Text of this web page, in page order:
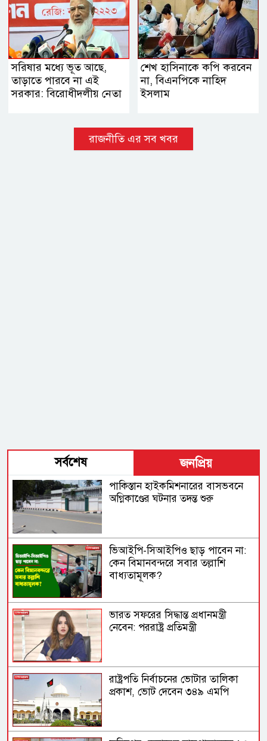
সরিষার মধ্যে ভূত আছে,
তাড়াতে পারবে না এই
সরকার: বিরোধীদলীয় নেতা
শেখ হাসিনাকে কপি করবেন
না, বিএনপিকে নাহিদ
ইসলাম
রাজনীতি এর সব খবর
সর্বশেষ জনপ্রিয়
পাকিস্তান হাইকমিশনারের বাসভবনে
অগ্নিকাণ্ডের ঘটনার তদন্ত শুরু
ভিআইপি-সিআইপিও ছাড় পাবেন না:
কেন বিমানবন্দরে সবার তল্লাশি
বাধ্যতামূলক?
ভারত সফরের সিদ্ধান্ত প্রধানমন্ত্রী
নেবেন: পররাষ্ট্র প্রতিমন্ত্রী
রাষ্ট্রপতি নির্বাচনের ভোটার তালিকা
প্রকাশ, ভোট দেবেন ৩৪৯ এমপি